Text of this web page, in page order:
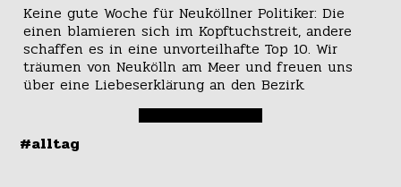
Keine gute Woche für Neuköllner Politiker: Die
einen blamieren sich im Kopftuchstreit, andere
schaffen es in eine unvorteilhafte Top 10. Wir
träumen von Neukölln am Meer und freuen uns
über eine Liebeserklärung an den Bezirk.
#alltag